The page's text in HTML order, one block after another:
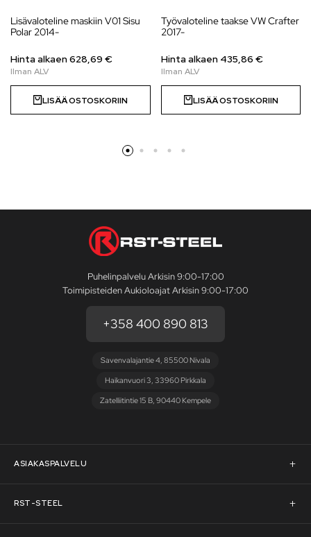
Lisävaloteline maskiin V01 Sisu
Polar 2014-
Hinta alkaen628,69 €
LISÄÄ OSTOSKORIIN
Työvaloteline taakse VW Crafter
2017-
Hinta alkaen 435,86 €
LISÄÄ OSTOSKORIIN
Puhelinpalvelu Arkisin 9:00-17:00
Toimipisteiden Aukioloajat Arkisin 9:00-17:00
+358 400 890 813
Savenvalajantie 4, 85500 Nivala
Haikanvuori 3, 33960 Pirkkala
Zatelliitintie 15 B, 90440 Kempele
ASIAKASPALVELU
Asiakaspalvelu
RST-STEEL